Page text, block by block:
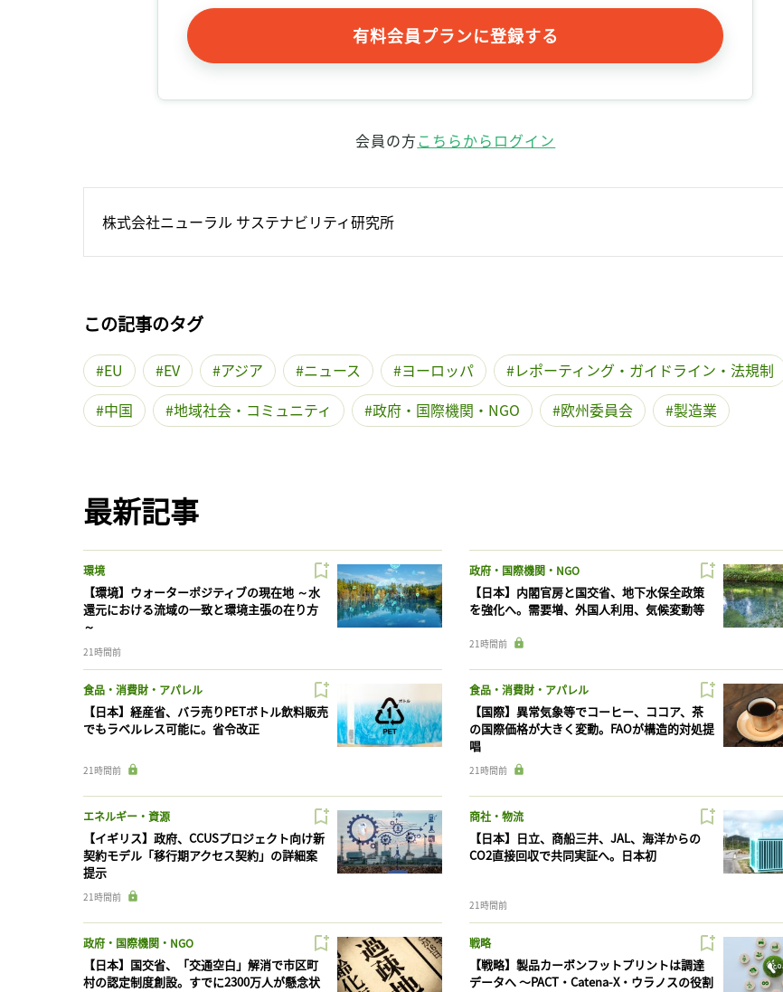
有料会員プランに登録する
会員の方こちらからログイン
株式会社ニューラル サステナビリティ研究所
この記事のタグ
EU EV アジア ニュース ヨーロッパ
レポーティング・ガイドライン・法規制
中国
地域社会・コミュニティ 政府・国際機関・NGO 欧州委員会 製造業
最新記事
環境
【環境】ウォーターポジティブの現在地 ～水
還元における流域の一致と環境主張の在り方
～
21時間前
政府・国際機関・NGO
【日本】内閣官房と国交省、地下水保全政策
を強化へ。需要増、外国人利用、気候変動等
21時間前
食品・消費財・アパレル
【日本】経産省、バラ売りPETボトル飲料販売
でもラベルレス可能に。省令改正
21時間前
食品・消費財・アパレル
【国際】異常気象等でコーヒー、ココア、茶
の国際価格が大きく変動。FAOが構造的対処提
唱
21時間前
エネルギー・資源
【イギリス】政府、CCUSプロジェクト向け新
契約モデル「移行期アクセス契約」の詳細案
提示
21時間前
商社・物流
【日本】日立、商船三井、JAL、海洋からの
CO2直接回収で共同実証へ。日本初
21時間前
政府・国際機関・NGO
【日本】国交省、「交通空白」解消で市区町
村の認定制度創設。すでに2300万人が懸念状
戦略
【戦略】製品カーボンフットプリントは調達
データへ 〜PACT・Catena-X・ウラノスの役割